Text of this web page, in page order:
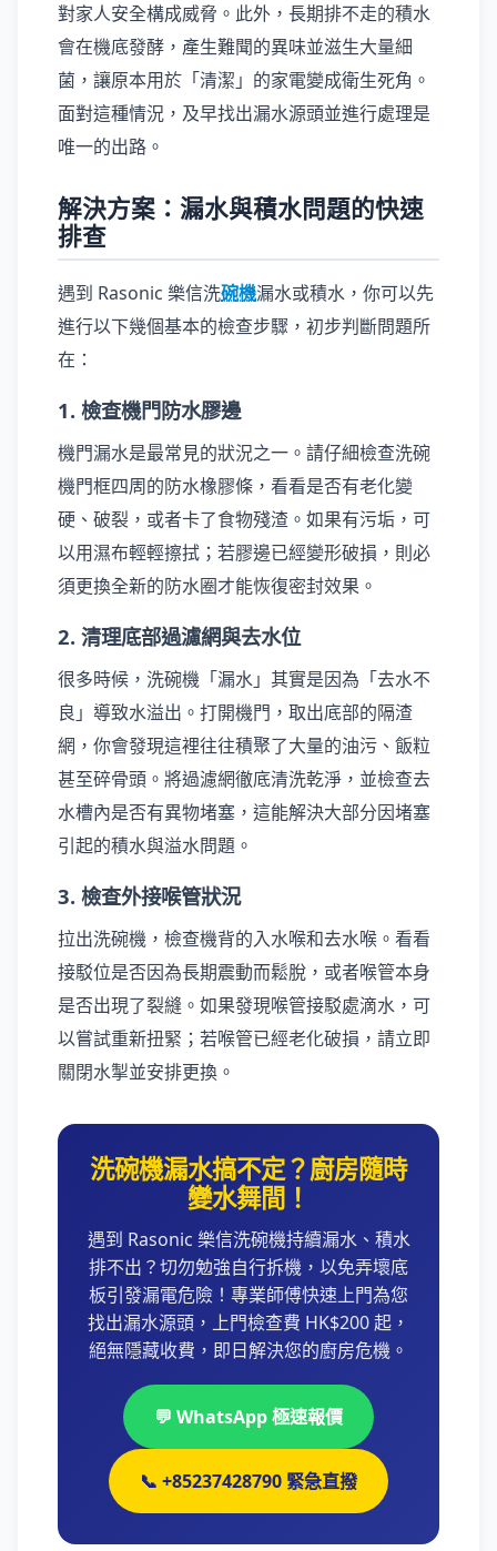
對家人安全構成威脅。此外，長期排不走的積水
會在機底發酵，產生難聞的異味並滋生大量細
菌，讓原本用於「清潔」的家電變成衛生死角。
面對這種情況，及早找出漏水源頭並進行處理是
唯一的出路。
解決方案：漏水與積水問題的快速
排查
遇到 Rasonic 樂信洗碗機漏水或積水，你可以先
進行以下幾個基本的檢查步驟，初步判斷問題所
在：
1. 檢查機門防水膠邊
機門漏水是最常見的狀況之一。請仔細檢查洗碗
機門框四周的防水橡膠條，看看是否有老化變
硬、破裂，或者卡了食物殘渣。如果有污垢，可
以用濕布輕輕擦拭；若膠邊已經變形破損，則必
須更換全新的防水圈才能恢復密封效果。
2. 清理底部過濾網與去水位
很多時候，洗碗機「漏水」其實是因為「去水不
良」導致水溢出。打開機門，取出底部的隔渣
網，你會發現這裡往往積聚了大量的油污、飯粒
甚至碎骨頭。將過濾網徹底清洗乾淨，並檢查去
水槽內是否有異物堵塞，這能解決大部分因堵塞
引起的積水與溢水問題。
3. 檢查外接喉管狀況
拉出洗碗機，檢查機背的入水喉和去水喉。看看
接駁位是否因為長期震動而鬆脫，或者喉管本身
是否出現了裂縫。如果發現喉管接駁處滴水，可
以嘗試重新扭緊；若喉管已經老化破損，請立即
關閉水掣並安排更換。
洗碗機漏水搞不定？廚房隨時
變水舞間！
遇到 Rasonic 樂信洗碗機持續漏水、積水
排不出？切勿勉強自行拆機，以免弄壞底
板引發漏電危險！專業師傅快速上門為您
找出漏水源頭，上門檢查費 HK$200 起，
絕無隱藏收費，即日解決您的廚房危機。
💬 WhatsApp 極速報價
📞 +85237428790 緊急直撥